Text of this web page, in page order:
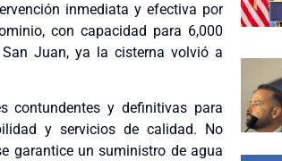
inmediata y efectiva por
con capacidad para 6,000
Juan, ya la cisterna volvió a
contundentes y definitivas para
y servicios de calidad. No
garantice un suministro de agua